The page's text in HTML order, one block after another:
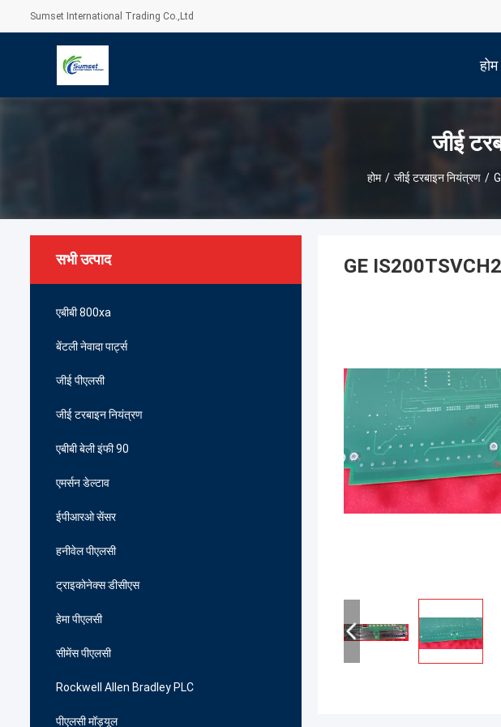
Sumset International Trading Co.,Ltd
होम
जीई
होम / जीई टरबाइन नियंत्रण /
सभी उत्पाद
एबीबी 800xa
बेंटली नेवादा पार्ट्स
जीई पीएलसी
जीई टरबाइन नियंत्रण
एबीबी बेली इंफी 90
एमर्सन डेल्टाव
ईपीआरओ सेंसर
हनीवेल पीएलसी
ट्राइकोनेक्स डीसीएस
हेमा पीएलसी
सीमेंस पीएलसी
Rockwell Allen Bradley PLC
पीएलसी मॉड्यूल
GE IS200TSVCH2A